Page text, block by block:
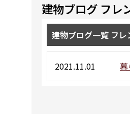
About Us
私たちレジデントファーストの思
借りたい
厳選した都心の上質な賃貸マンシ
貸したい
賃貸運営をお考えのオーナー様に
資産活用
分譲マンションのご購入、売却の
RESIDENT
FIRST
新しい住まいと暮らしの探しに関わ
SERVICE
レジデントファーストが提供する
建物ブログ フレ
建物ブログ一覧 フ
2021.11.01